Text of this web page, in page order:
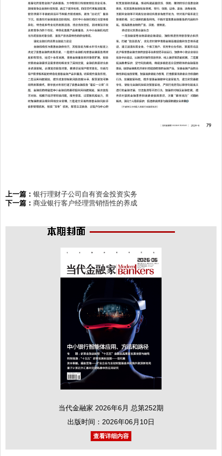
上一篇： 银行理财子公司自有资金投资实务
下一篇： 商业银行客户经理营销悟性的养成
当代金融家 2026年6月 总第252期
出版时间：2026年06月10日
查看详细内容